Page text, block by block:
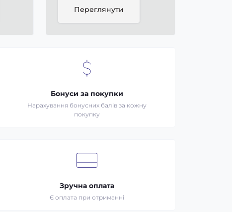
Переглянути
Бонуси за покупки
Нарахування бонусних балів за кожну
покупку
Зручна оплата
Є оплата при отриманні